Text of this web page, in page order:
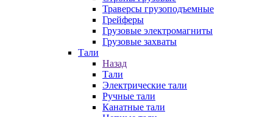
Траверсы грузоподъемные
Грейферы
Грузовые электромагниты
Грузовые захваты
Тали
Назад
Тали
Электрические тали
Ручные тали
Канатные тали